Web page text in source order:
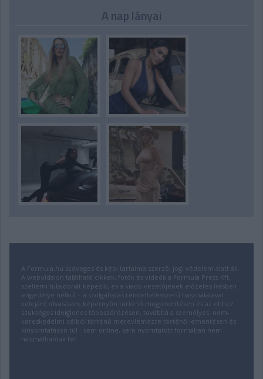
A nap lányai
A Formula.hu szöveges és képi tartalma szerzői jogi védelem alatt áll.
A weboldalon található cikkek, fotók és videók a Formula Press Kft.
szellemi tulajdonát képezik, és a kiadó vezetőjének előzetes írásbeli
engedélye nélkül – a szolgáltatás rendeltetésszerű használatával
velejáró olvasáson, képernyőn történő megjelenítésen és az ehhez
szükséges ideiglenes többszörözésen, továbbá a személyes, nem-
kereskedelmi célból történő merevlemezre történő lementésen és
kinyomtatáson túl - sem online, sem nyomtatott formában nem
használhatóak fel.